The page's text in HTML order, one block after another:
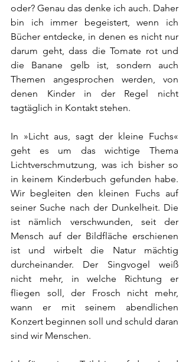
oder? Genau das denke ich auch. Daher
bin ich immer begeistert, wenn ich
Bücher entdecke, in denen es nicht nur
darum geht, dass die Tomate rot und
die Banane gelb ist, sondern auch
Themen angesprochen werden, von
denen Kinder in der Regel nicht
tagtäglich in Kontakt stehen.
In »Licht aus, sagt der kleine Fuchs«
geht es um das wichtige Thema
Lichtverschmutzung, was ich bisher so
in keinem Kinderbuch gefunden habe.
Wir begleiten den kleinen Fuchs auf
seiner Suche nach der Dunkelheit. Die
ist nämlich verschwunden, seit der
Mensch auf der Bildfläche erschienen
ist und wirbelt die Natur mächtig
durcheinander. Der Singvogel weiß
nicht mehr, in welche Richtung er
fliegen soll, der Frosch nicht mehr,
wann er mit seinem abendlichen
Konzert beginnen soll und schuld daran
sind wir Menschen.